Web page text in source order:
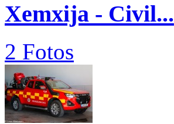
Xemxija - Civil...
2 Fotos